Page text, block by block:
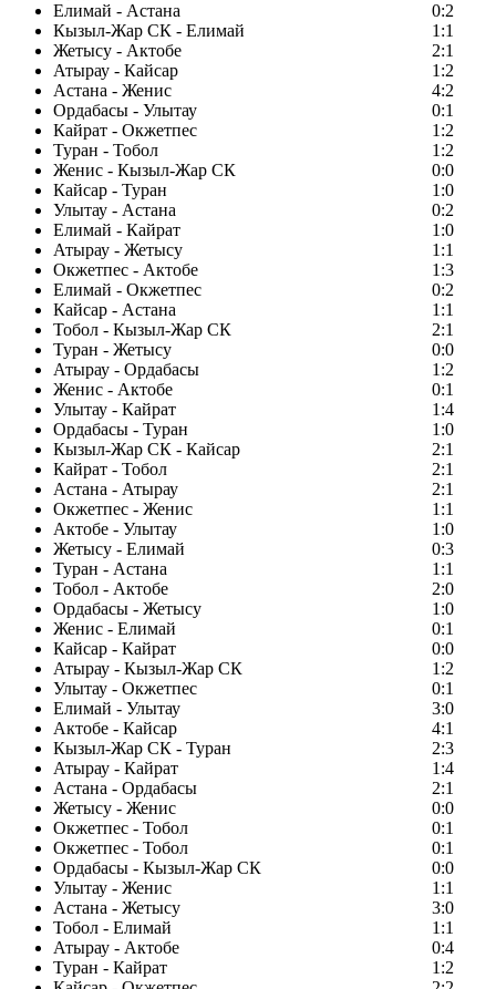
Елимай - Астана
0:2
Кызыл-Жар СК - Елимай
1:1
Жетысу - Актобе
2:1
Атырау - Кайсар
1:2
Астана - Женис
4:2
Ордабасы - Улытау
0:1
Кайрат - Окжетпес
1:2
Туран - Тобол
1:2
Женис - Кызыл-Жар СК
0:0
Кайсар - Туран
1:0
Улытау - Астана
0:2
Елимай - Кайрат
1:0
Атырау - Жетысу
1:1
Окжетпес - Актобе
1:3
Елимай - Окжетпес
0:2
Кайсар - Астана
1:1
Тобол - Кызыл-Жар СК
2:1
Туран - Жетысу
0:0
Атырау - Ордабасы
1:2
Женис - Актобе
0:1
Улытау - Кайрат
1:4
Ордабасы - Туран
1:0
Кызыл-Жар СК - Кайсар
2:1
Кайрат - Тобол
2:1
Астана - Атырау
2:1
Окжетпес - Женис
1:1
Актобе - Улытау
1:0
Жетысу - Елимай
0:3
Туран - Астана
1:1
Тобол - Актобе
2:0
Ордабасы - Жетысу
1:0
Женис - Елимай
0:1
Кайсар - Кайрат
0:0
Атырау - Кызыл-Жар СК
1:2
Улытау - Окжетпес
0:1
Елимай - Улытау
3:0
Актобе - Кайсар
4:1
Кызыл-Жар СК - Туран
2:3
Атырау - Кайрат
1:4
Астана - Ордабасы
2:1
Жетысу - Женис
0:0
Окжетпес - Тобол
0:1
Окжетпес - Тобол
0:1
Ордабасы - Кызыл-Жар СК
0:0
Улытау - Женис
1:1
Астана - Жетысу
3:0
Тобол - Елимай
1:1
Атырау - Актобе
0:4
Туран - Кайрат
1:2